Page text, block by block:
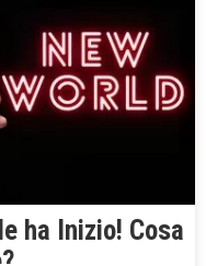
ha Inizio! Cosa